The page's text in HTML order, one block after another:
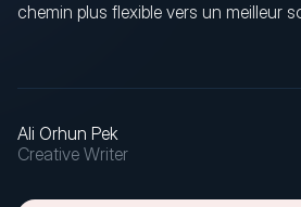
chemin plus flexible vers un meilleur
Ali Orhun Pek
Creative Writer